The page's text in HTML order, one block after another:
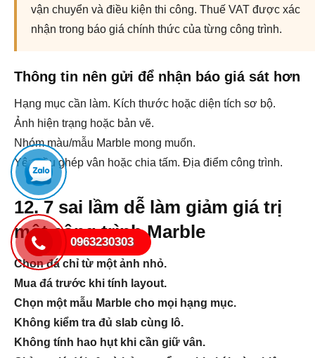
vận chuyển và điều kiện thi công. Thuế VAT được xác
nhận trong báo giá chính thức của từng công trình.
Thông tin nên gửi để nhận báo giá sát hơn
Hạng mục cần làm. Kích thước hoặc diện tích sơ bộ.
Ảnh hiện trạng hoặc bản vẽ.
Nhóm màu/mẫu Marble mong muốn.
Yêu cầu ghép vân hoặc chia tấm. Địa điểm công trình.
12. 7 sai lầm dễ làm giảm giá trị
một công trình Marble
Chọn đá chỉ từ một ảnh nhỏ.
Mua đá trước khi tính layout.
Chọn một mẫu Marble cho mọi hạng mục.
Không kiểm tra đủ slab cùng lô.
Không tính hao hụt khi cần giữ vân.
Tư vấn chọn đá theo
công trình
Đã đặt Gửi ảnh hiện trạng, kích thước hoặc bản vẽ
9 phút trước trước
0963230303